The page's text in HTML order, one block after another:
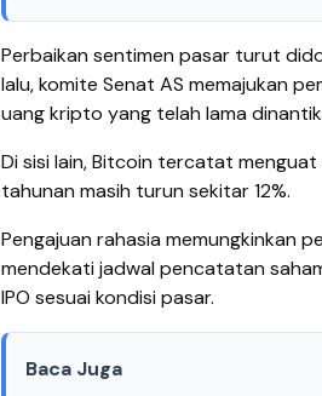
Perbaikan sentimen pasar turut
lalu, komite Senat AS memajukan
uang kripto yang telah lama
Di sisi lain, Bitcoin tercatat
tahunan masih turun sekitar 12%.
Pengajuan rahasia memungkinkan
mendekati jadwal pencatatan
IPO sesuai kondisi pasar.
Baca Juga